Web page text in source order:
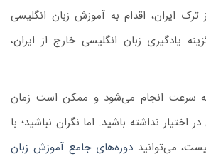
ایران، اقدام به آموزش زبان انگلیسی
یادگیری زبان انگلیسی خارج از ایران،
سرعت انجام می‌شود و ممکن است زمان
اختیار نداشته باشید. اما نگران نباشید؛ با
می‌توانیددوره‌های جامع آموزش زبان